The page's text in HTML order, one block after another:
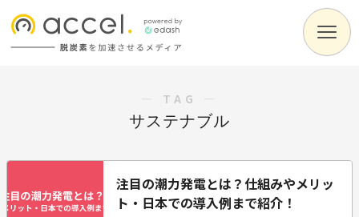
― TAG ―
サステナブル
注目の潮力発電とは？仕組みやメリッ
ト・日本での導入例まで紹介！